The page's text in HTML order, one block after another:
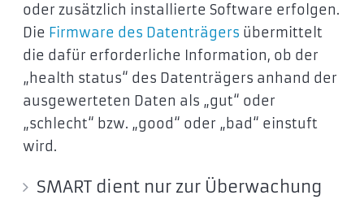
oder zusätzlich installierte Software erfolgen.
Die Firmware des Datenträgers übermittelt
die dafür erforderliche Information, ob der
„health status“ des Datenträgers anhand der
ausgewerteten Daten als „gut“ oder
„schlecht“ bzw. „good“ oder „bad“ einstuft
wird.
SMART dient nur zur Überwachung